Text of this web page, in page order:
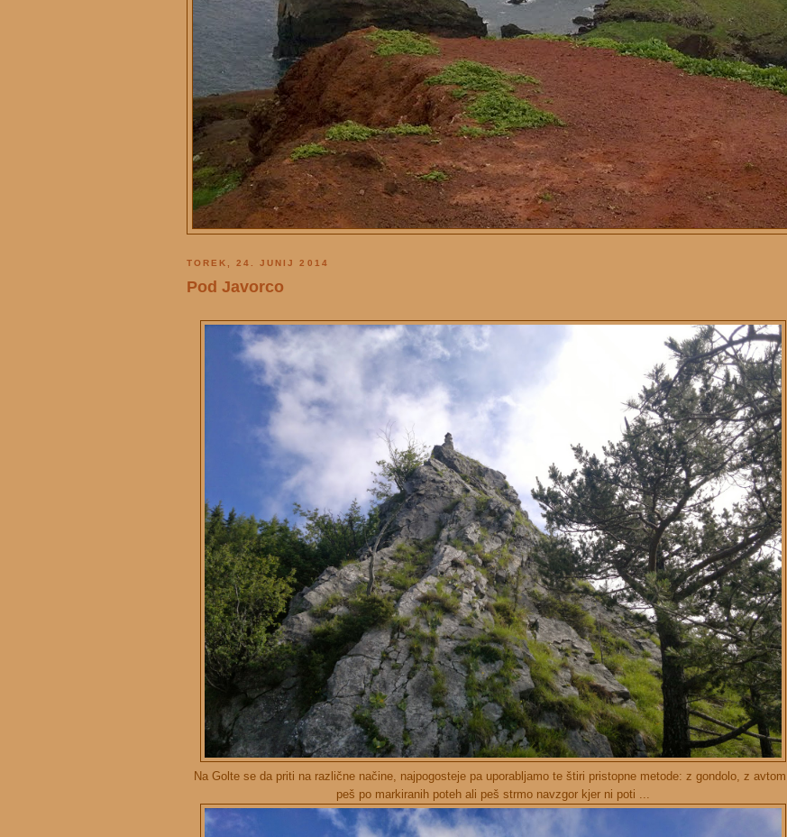
TOREK, 24. JUNIJ 2014
Pod Javorco
Na Golte se da priti na različne načine, najpogosteje pa uporabljamo te štiri pristopne metode: z gondolo, z avtom ,
peš po markiranih poteh ali peš strmo navzgor kjer ni poti ...